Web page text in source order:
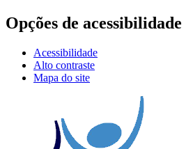
Opções de acessibilidade
Acessibilidade
Alto contraste
Mapa do site